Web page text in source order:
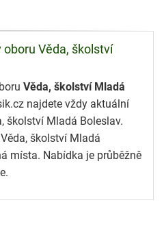
Věda, školství
Věda, školství Mladá
najdete vždy aktuální
školství Mladá Boleslav.
školství Mladá
místa. Nabídka je průběžně